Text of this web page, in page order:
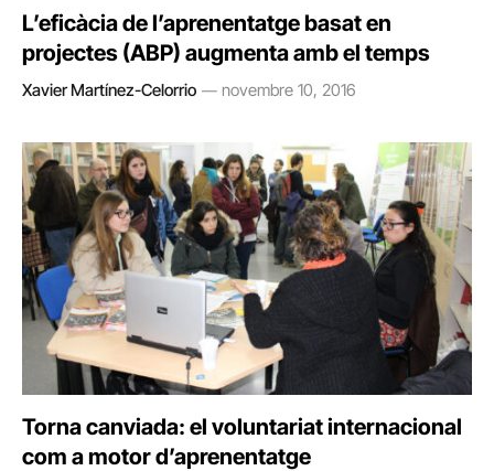
L’eficàcia de l’aprenentatge basat en
projectes (ABP) augmenta amb el temps
Xavier Martínez-Celorrio novembre 10, 2016
Torna canviada: el voluntariat internacional
com a motor d’aprenentatge